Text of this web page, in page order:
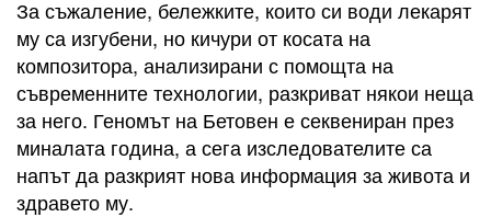
За съжаление, бележките, които си води лекарят
му са изгубени, но кичури от косата на
композитора, анализирани с помощта на
съвременните технологии, разкриват някои неща
за него. Геномът на Бетовен е секвениран през
миналата година, а сега изследователите са
напът да разкрият нова информация за живота и
здравето му.